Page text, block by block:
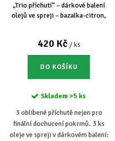
„Trio příchutí“ – dárkové balení
olejů ve spreji – bazalka-citron,
420 Kč / ks
DO KOŠÍKU
Skladem >5 ks
3 oblíbené příchutě nejen pro
finální dochucení pokrmů. 3 ks
oleje ve spreji v dárkovém balení: